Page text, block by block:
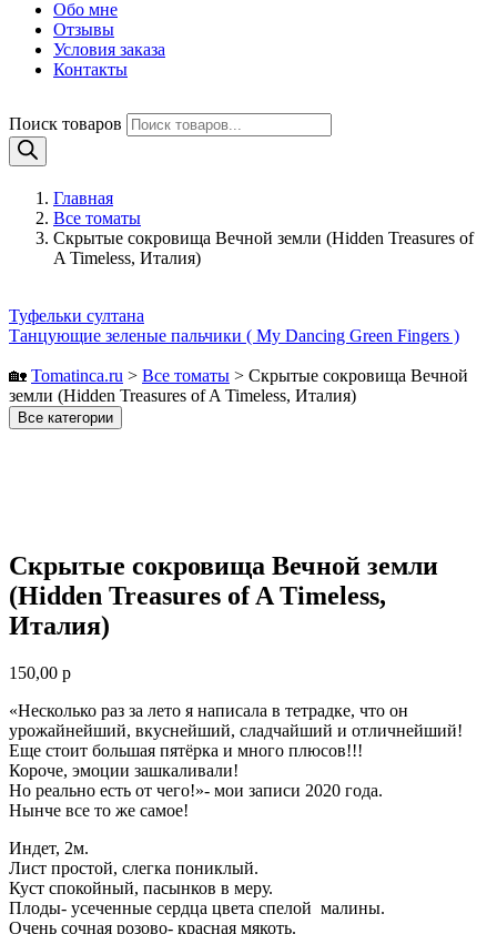
Обо мне
Отзывы
Условия заказа
Контакты
Поиск товаров
Главная
Все томаты
Скрытые сокровища Вечной земли (Hidden Treasures of
A Timeless, Италия)
Туфельки султана
Танцующие зеленые пальчики ( My Dancing Green Fingers )
🏡 Tomatinсa.ru > Все томаты > Скрытые сокровища Вечной
земли (Hidden Treasures of A Timeless, Италия)
Все категории
Скрытые сокровища Вечной земли
(Hidden Treasures of A Timeless,
Италия)
150,00 р
«Несколько раз за лето я написала в тетрадке, что он
урожайнейший, вкуснейший, сладчайший и отличнейший!
Еще стоит большая пятёрка и много плюсов!!!
Короче, эмоции зашкаливали!
Но реально есть от чего!»- мои записи 2020 года.
Нынче все то же самое!
Индет, 2м.
Лист простой, слегка пониклый.
Куст спокойный, пасынков в меру.
Плоды- усеченные сердца цвета спелой малины.
Очень сочная розово- красная мякоть.